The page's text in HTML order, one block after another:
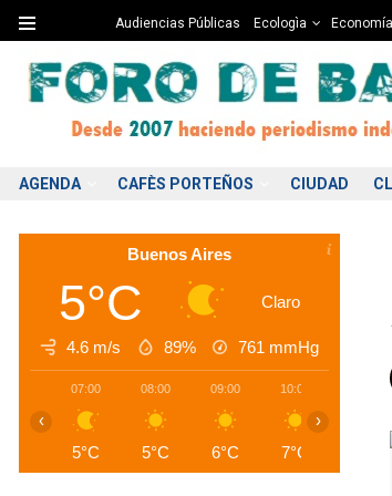
Audiencias Públicas Ecologìa
AGENDA CAFÈS PORTEÑOS CIUDAD
Buenos Aires
5°C Claro
4.6 m/s 89% 761 mmHg
07:00
5°C
08:00
5°C
09:00
6°C
10:00
7°C
‹ ›